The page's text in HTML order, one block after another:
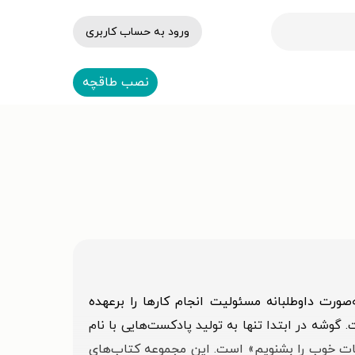
ورود به حساب کاربری
نصب طاقچه
در ابتدا گروهی به‌صورت داوطلبانه مسئولیت انجام کارها را برعهده
در ابتدا تنها به تولید پادکست‌هایی با نام
خوب را بشنویم» است. این مجموعه کتاب‌های